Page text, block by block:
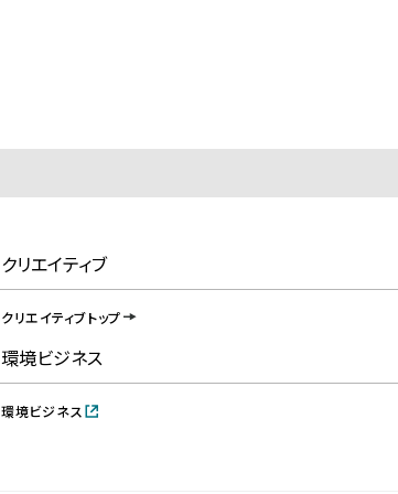
クリエイティブ
クリエイティブトップ
環境ビジネス
環境ビジネス